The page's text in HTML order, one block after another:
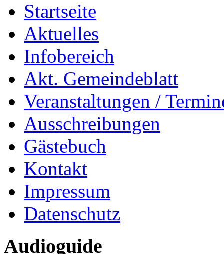
Startseite
Aktuelles
Infobereich
Akt. Gemeindeblatt
Veranstaltungen /
Ausschreibungen
Gästebuch
Kontakt
Impressum
Datenschutz
Audioguide